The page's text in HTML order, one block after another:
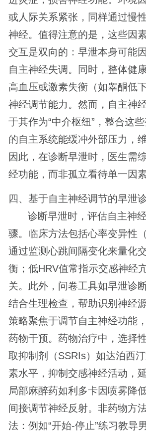
或人际关系紧张，同样通过慢
神经。值得注意的是，这些因
交互是双向的：早泄本身可能
自主神经失调。同时，整体健
高血压或激素失衡（如睾酮低
神经调节能力。然而，自主神
于其作为“中介枢纽”，整合这
的自主系统能缓冲外部压力，
因此，在诊断早泄时，医生需
经功能，而非孤立看待单一因素
四、基于自主神经调节的早泄
诊断早泄时，评估自主神
骤。临床方法包括心率变异性
通过监测心跳间隔变化来量化
衡；低HRV值常指示交感神经
关。此外，问卷工具如早泄诊
结合生理检查，帮助识别神经
策略聚焦于调节自主神经功能
药物干预。药物治疗中，选择
取抑制剂（SSRIs）如达泊西
素水平，抑制交感神经活动，
局部麻醉药如利多卡因喷雾降
间接调节神经反射。非药物方
法：例如“开始-停止”练习教导